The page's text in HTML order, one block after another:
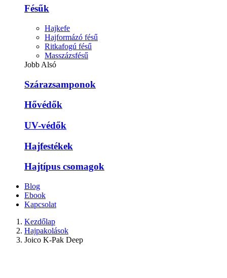
Fésűk
Hajkefe
Hajformázó fésű
Ritkafogú fésű
Masszázsfésű
Jobb Alsó
Szárazsamponok
Hővédők
UV-védők
Hajfestékek
Hajtípus csomagok
Blog
Ebook
Kapcsolat
Kezdőlap
Hajpakolások
Joico K-Pak Deep